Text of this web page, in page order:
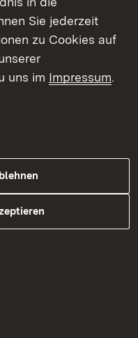
Innerhalb
keine Tiere
die Tiere im
beseitigt
und
lässt sich eine
Sie jederzeit
zu Cookies auf
uns im Impressum.